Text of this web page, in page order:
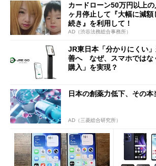
も
カードローン50万円以上
ヶ月停止して『大幅に減
続き』を利用して！
AD（渋谷法務総合事務所）
JR東日本「分かりにくい
善へ なぜ、スマホではな
購入」を実現？
日本の創薬力低下、その
AD（三菱総合研究所）